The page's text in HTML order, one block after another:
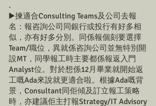
.
▶️揀適合Consulting Teams及公司去報
名：報咨詢公司同銀行或投行有好多相
似，亦有好多分別。同係報個刻要選擇
Team/職位，異就係咨詢公司並無特別開
設MT，同學報工時主要都係報返入門
Analyst位。對於想係12月畢業就開始返
工嘅Ada來說就更適合啦。根據Ada嘅背
景，Consultant同佢傾及訂立報工策略
時，亦建議佢主打報Strategy/IT Advisory